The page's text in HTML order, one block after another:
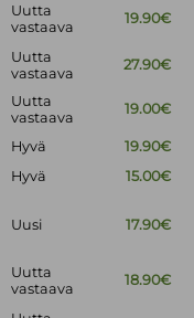
Uutta
vastaava
19.90€
Uutta
vastaava
27.90€
Uutta
vastaava
19.00€
Hyvä
19.90€
Hyvä
15.00€
Uusi 17.90€
Uutta
vastaava
18.90€